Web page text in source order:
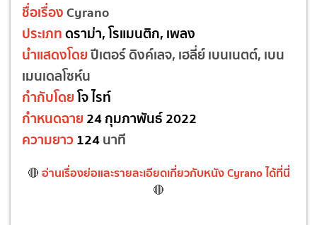
ชื่อเรื่องCyrano
ประเภทดราม่า, โรแมนติก, เพลง
นำแสดงโดยปีเตอร์ ดิงค์เลจ, เฮลี่ย์ เบนเนตต์, เบน
เมนเดลโซห์น
กำกับโดยโจ ไรท์
กำหนดฉาย 24 กุมภาพันธ์ 2022
ความยาว124นาที
🔴 อ่านเรื่องย่อและรายละเอียดเกี่ยวกับหนัง Cyrano ได้ที่นี่
🔴